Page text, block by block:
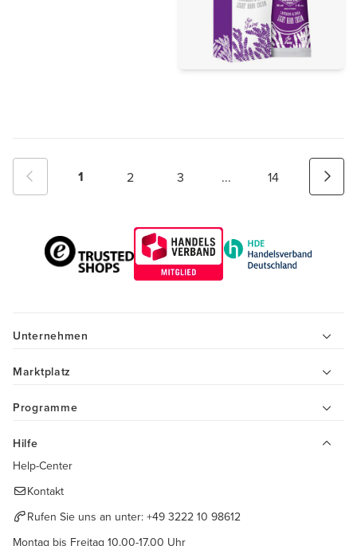
1 2 3 ... 14
Unternehmen
Marktplatz
Programme
Hilfe
Help-Center
Kontakt
Rufen Sie uns an unter: +49 3222 10 98612
Montag bis Freitag 10.00-17.00 Uhr